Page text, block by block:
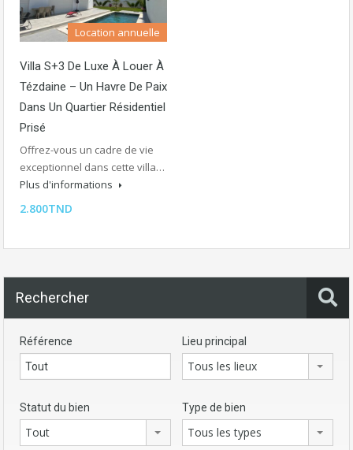
Location annuelle
Villa S+3 De Luxe À Louer À
Tézdaine – Un Havre De Paix
Dans Un Quartier Résidentiel
Prisé
Offrez-vous un cadre de vie
exceptionnel dans cette villa…
Plus d'informations
2.800TND
Rechercher
Référence Lieu principal
Tous les lieux
Statut du bien
Tout
Type de bien
Tous les types